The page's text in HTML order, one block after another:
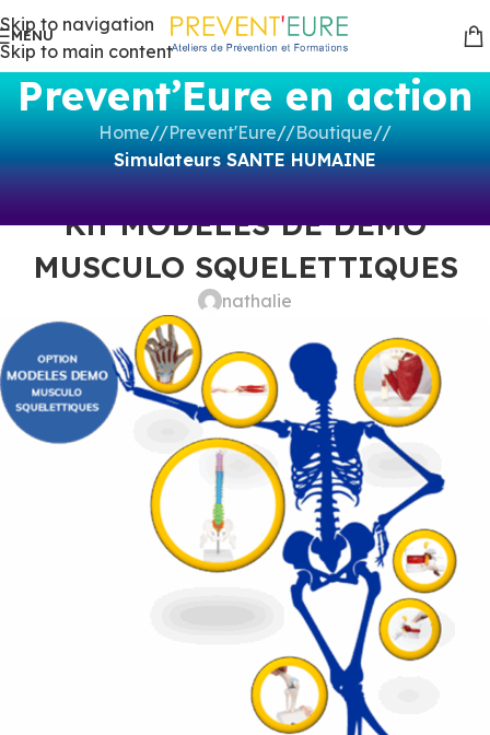
Skip to navigation
Skip to main content
MENU
Prevent’Eure en action
Home/ Prevent'Eure/ Boutique/
Simulateurs SANTE HUMAINE
Kit MODELES DE DEMO
MUSCULO SQUELETTIQUES
nathalie